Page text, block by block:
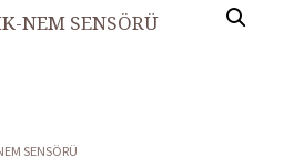
NEM SENSÖRÜ
SENSÖRÜ